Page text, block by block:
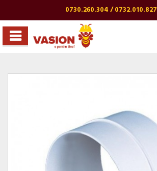
0730.260.304 / 0732.010.827